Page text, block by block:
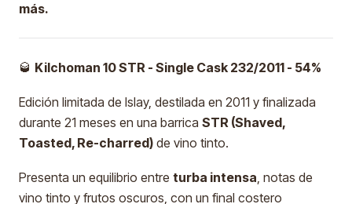
más.
🥃 Kilchoman 10 STR - Single Cask 232/2011 - 54%
Edición limitada de Islay, destilada en 2011 y finalizada
durante 21 meses en una barrica STR (Shaved,
Toasted, Re-charred) de vino tinto.
Presenta un equilibrio entre turba intensa, notas de
vino tinto y frutos oscuros, con un final costero